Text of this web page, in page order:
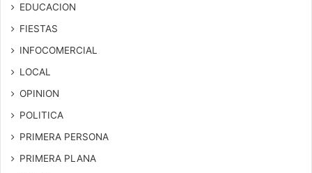
EDUCACION
FIESTAS
INFOCOMERCIAL
LOCAL
OPINION
POLITICA
PRIMERA PERSONA
PRIMERA PLANA